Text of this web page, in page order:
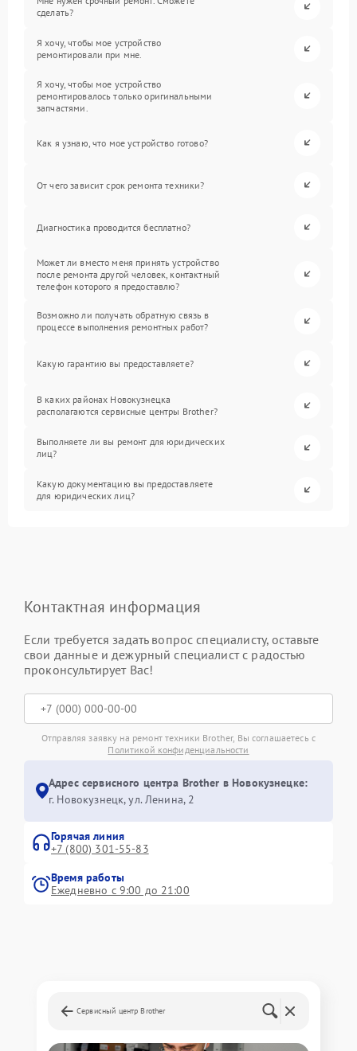
сделать?
Я хочу, чтобы мое устройство
ремонтировали при мне.
Я хочу, чтобы мое устройство
ремонтировалось только оригинальными
запчастями.
Как я узнаю, что мое устройство готово?
От чего зависит срок ремонта техники?
Диагностика проводится бесплатно?
Может ли вместо меня принять устройство
после ремонта другой человек, контактный
телефон которого я предоставлю?
Возможно ли получать обратную связь в
процессе выполнения ремонтных работ?
Какую гарантию вы предоставляете?
В каких районах Новокузнецка
располагаются сервисные центры Brother?
Выполняете ли вы ремонт для юридических
лиц?
Какую документацию вы предоставляете
для юридических лиц?
Контактная информация
Если требуется задать вопрос специалисту, оставьте
свои данные и дежурный специалист с радостью
проконсультирует Вас!
Отправляя заявку на ремонт техники Brother, Вы соглашаетесь с
Политикой конфиденциальности
Адрес сервисного центра Brother в Новокузнецке:
г. Новокузнецк, ул. Ленина, 2
Горячая линия
+7 (800) 301-55-83
Время работы
Ежедневно с 9:00 до 21:00
Сервисный центр Brother